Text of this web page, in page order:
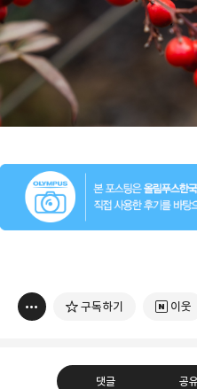
구독하기 이웃
댓글 공